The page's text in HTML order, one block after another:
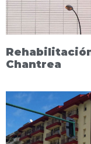
Chantrea